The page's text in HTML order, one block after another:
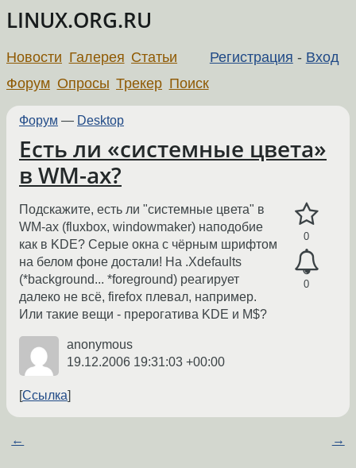
LINUX.ORG.RU
Регистрация - Вход
Новости Галерея Статьи
Форум Опросы Трекер Поиск
Форум — Desktop
Есть ли «системные цвета»
в WM-ах?
0
0
Подскажите, есть ли "системные цвета" в
WM-ах (fluxbox, windowmaker) наподобие
как в KDE? Серые окна с чёрным шрифтом
на белом фоне достали! На .Xdefaults
(*background... *foreground) реагирует
далеко не всё, firefox плевал, например.
Или такие вещи - прерогатива KDE и M$?
anonymous
19.12.2006 19:31:03 +00:00
Ссылка
← →